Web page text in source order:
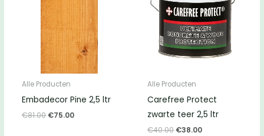
Alle Producten
Embadecor Pine 2,5 ltr
€81.00 Oorspronkelijke
€75.00Huidige
Alle Producten
Carefree Protect
zwarte teer 2,5 ltr
€40.00 Oorspronkelijke
€38.00Huidige